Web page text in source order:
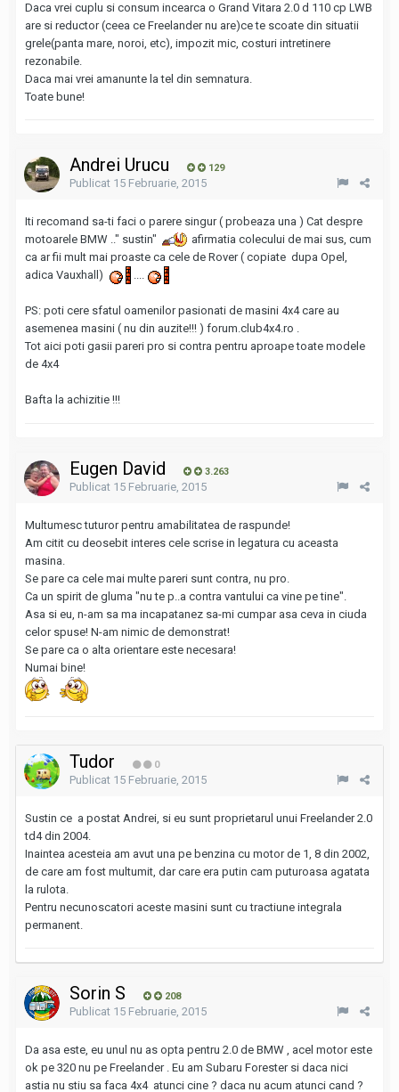
Daca vrei cuplu si consum incearca o Grand Vitara 2.0 d 110 cp LWB
are si reductor (ceea ce Freelander nu are)ce te scoate din situatii
grele(panta mare, noroi, etc), impozit mic, costuri intretinere
rezonabile.
Daca mai vrei amanunte la tel din semnatura.
Toate bune!
Andrei Urucu 129
Publicat 15 Februarie, 2015
Iti recomand sa-ti faci o parere singur ( probeaza una ) Cat despre
motoarele BMW .." sustin"
afirmatia colecului de mai sus, cum
ca ar fii mult mai proaste ca cele de Rover ( copiate dupa Opel,
adica Vauxhall)
PS: poti cere sfatul oamenilor pasionati de masini 4x4 care au
asemenea masini ( nu din auzite!!! ) forum.club4x4.ro .
Tot aici poti gasii pareri pro si contra pentru aproape toate modele
de 4x4
Bafta la achizitie !!!
Eugen David 3.263
Publicat 15 Februarie, 2015
Multumesc tuturor pentru amabilitatea de raspunde!
Am citit cu deosebit interes cele scrise in legatura cu aceasta
masina.
Se pare ca cele mai multe pareri sunt contra, nu pro.
Ca un spirit de gluma "nu te p..a contra vantului ca vine pe tine".
Asa si eu, n-am sa ma incapatanez sa-mi cumpar asa ceva in ciuda
celor spuse! N-am nimic de demonstrat!
Se pare ca o alta orientare este necesara!
Numai bine!
Tudor 0
Publicat 15 Februarie, 2015
Sustin ce a postat Andrei, si eu sunt proprietarul unui Freelander 2.0
td4 din 2004.
Inaintea acesteia am avut una pe benzina cu motor de 1, 8 din 2002,
de care am fost multumit, dar care era putin cam puturoasa agatata
la rulota.
Pentru necunoscatori aceste masini sunt cu tractiune integrala
permanent.
Sorin S 208
Publicat 15 Februarie, 2015
Da asa este, eu unul nu as opta pentru 2.0 de BMW , acel motor este
ok pe 320 nu pe Freelander . Eu am Subaru Forester si daca nici
astia nu stiu sa faca 4x4 atunci cine ? daca nu acum atunci cand ?